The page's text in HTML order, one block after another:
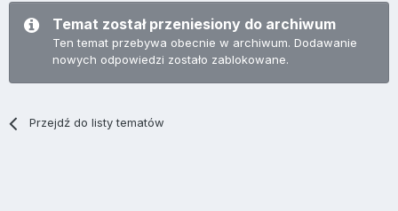
Temat został przeniesiony do archiwum
Ten temat przebywa obecnie w archiwum. Dodawanie
nowych odpowiedzi zostało zablokowane.
Przejdź do listy tematów